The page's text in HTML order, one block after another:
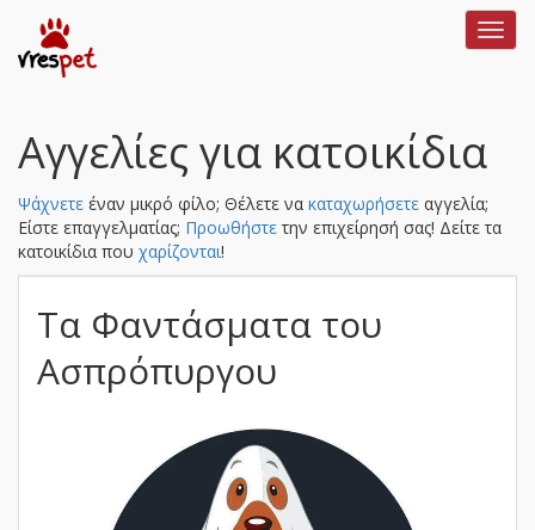
Αγγελίες για κατοικίδια
Ψάχνετε έναν μικρό φίλο; Θέλετε να καταχωρήσετε αγγελία;
Είστε επαγγελματίας; Προωθήστε την επιχείρησή σας! Δείτε τα
κατοικίδια που χαρίζονται!
Τα Φαντάσματα του
Ασπρόπυργου